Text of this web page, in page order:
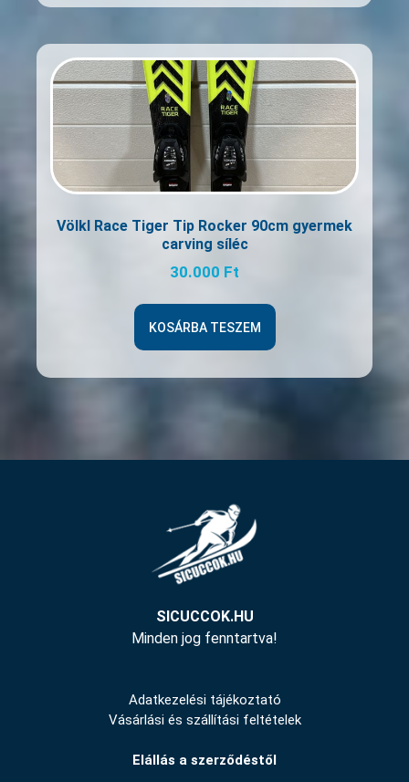
Völkl Race Tiger Tip Rocker 90cm gyermek
carving síléc
30.000 Ft
KOSÁRBA TESZEM
SICUCCOK.HU
Minden jog fenntartva!
Adatkezelési tájékoztató
Vásárlási és szállítási feltételek
Elállás a szerződéstől